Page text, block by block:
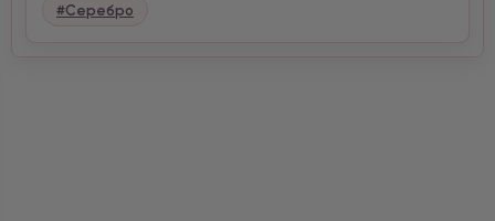
#Серебро